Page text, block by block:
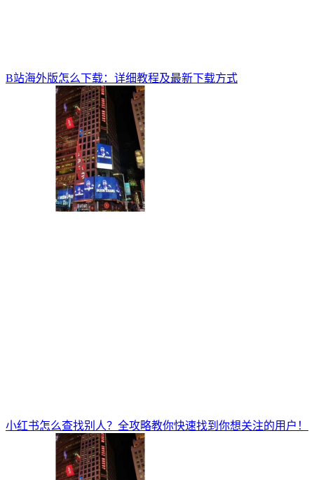
B站海外版怎么下载：详细教程及最新下载方式
小红书怎么查找别人？全攻略教你快速找到你想关注的用户！